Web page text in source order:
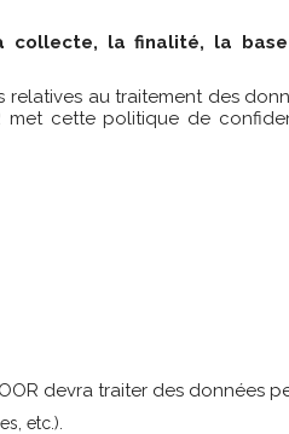
la finalité, la
au traitement des
met cette politique de
devra traiter des données
etc.).